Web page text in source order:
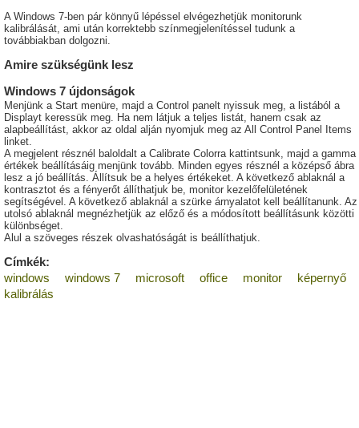
A Windows 7-ben pár könnyű lépéssel elvégezhetjük monitorunk
kalibrálását, ami után korrektebb színmegjelenítéssel tudunk a
továbbiakban dolgozni.
Amire szükségünk lesz
Windows 7 újdonságok
Menjünk a Start menüre, majd a Control panelt nyissuk meg, a listából a
Displayt keressük meg. Ha nem látjuk a teljes listát, hanem csak az
alapbeállítást, akkor az oldal alján nyomjuk meg az All Control Panel Items
linket.
A megjelent résznél baloldalt a Calibrate Colorra kattintsunk, majd a gamma
értékek beállításáig menjünk tovább. Minden egyes résznél a középső ábra
lesz a jó beállítás. Állítsuk be a helyes értékeket. A következő ablaknál a
kontrasztot és a fényerőt állíthatjuk be, monitor kezelőfelületének
segítségével. A következő ablaknál a szürke árnyalatot kell beállítanunk. Az
utolsó ablaknál megnézhetjük az előző és a módosított beállításunk közötti
különbséget.
Alul a szöveges részek olvashatóságát is beállíthatjuk.
Címkék:
windows
windows 7 microsoft office monitor
képernyő
kalibrálás